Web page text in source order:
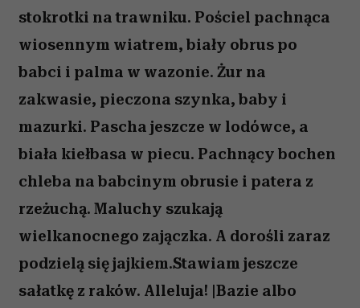
stokrotki na trawniku. Pościel pachnąca
wiosennym wiatrem, biały obrus po
babci i palma w wazonie. Żur na
zakwasie, pieczona szynka, baby i
mazurki. Pascha jeszcze w lodówce, a
biała kiełbasa w piecu. Pachnący bochen
chleba na babcinym obrusie i patera z
rzeżuchą. Maluchy szukają
wielkanocnego zajączka. A dorośli zaraz
podzielą się jajkiem.Stawiam jeszcze
sałatkę z raków. Alleluja! |Bazie albo